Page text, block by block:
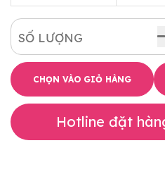
SỐ LƯỢNG
CHỌN VÀO GIỎ HÀNG
Hotline đặt